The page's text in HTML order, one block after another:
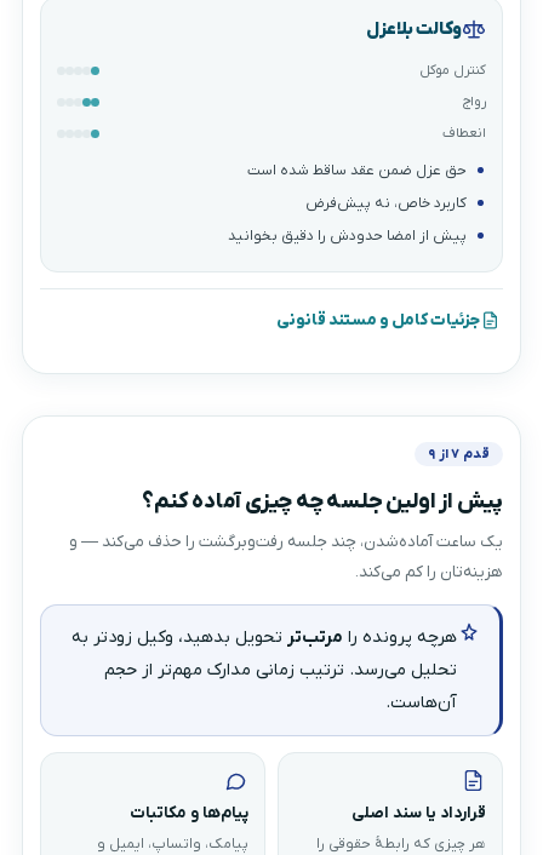
وکالت بلاعزل
کنترل موکل
رواج
انعطاف
حق عزل ضمن عقد ساقط شده است
کاربرد خاص، نه پیش‌فرض
پیش از امضا حدودش را دقیق بخوانید
جزئیات کامل و مستند قانونی
قدم ۷ از ۹
پیش از اولین جلسه چه چیزی آماده کنم؟
یک ساعت آماده‌شدن، چند جلسه رفت‌وبرگشت را حذف می‌کند — و
هزینه‌تان را کم می‌کند.
هرچه پرونده را مرتب‌تر تحویل بدهید، وکیل زودتر به
تحلیل می‌رسد. ترتیب زمانی مدارک مهم‌تر از حجم
آن‌هاست.
قرارداد یا سند اصلی
هر چیزی که رابطهٔ حقوقی را
پیام‌ها و مکاتبات
پیامک، واتساپ، ایمیل و